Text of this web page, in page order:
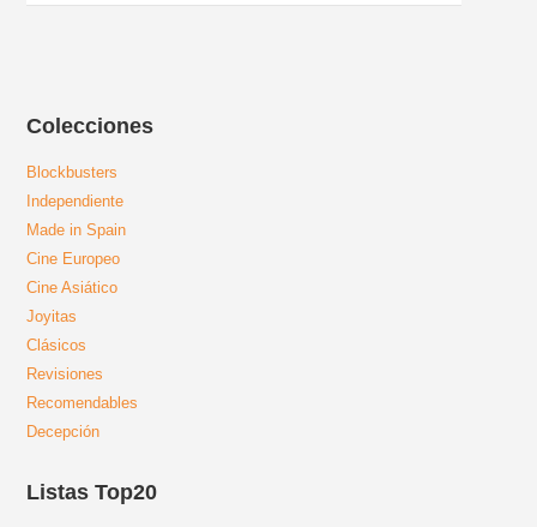
Colecciones
Blockbusters
Independiente
Made in Spain
Cine Europeo
Cine Asiático
Joyitas
Clásicos
Revisiones
Recomendables
Decepción
Listas Top20